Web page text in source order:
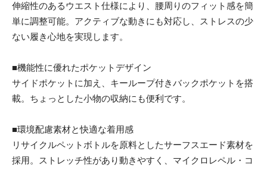
伸縮性のあるウエスト仕様により、腰周りのフィット感を簡
単に調整可能。アクティブな動きにも対応し、ストレスの少
ない履き心地を実現します。
■機能性に優れたポケットデザイン
サイドポケットに加え、キーループ付きバックポケットを搭
載。ちょっとした小物の収納にも便利です。
■環境配慮素材と快適な着用感
リサイクルペットボトルを原料としたサーフスエード素材を
採用。ストレッチ性があり動きやすく、マイクロレペル・コ